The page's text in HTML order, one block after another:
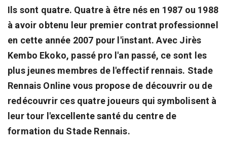
Ils sont quatre. Quatre à être nés en 1987 ou 1988
à avoir obtenu leur premier contrat professionnel
en cette année 2007 pour l'instant. Avec Jirès
Kembo Ekoko, passé pro l'an passé, ce sont les
plus jeunes membres de l'effectif rennais. Stade
Rennais Online vous propose de découvrir ou de
redécouvrir ces quatre joueurs qui symbolisent à
leur tour l'excellente santé du centre de
formation du Stade Rennais.